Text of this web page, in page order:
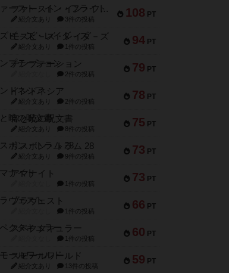
108 PT
ファースト・イン・フライト
紹介文あり 3件の投稿
94 PT
モズビ－ズ・レイダ－ズ
紹介文あり 1件の投稿
79 PT
テンプテーション
2件の投稿
78 PT
インドネシア
紹介文あり 2件の投稿
75 PT
宵と暁の呪文書
紹介文あり 8件の投稿
73 PT
リスボン・トラム 28
紹介文あり 9件の投稿
73 PT
アマナイト
1件の投稿
66 PT
ブラヴェスト
1件の投稿
60 PT
スペクタキュラー
1件の投稿
59 PT
スモールワールド
紹介文あり 13件の投稿